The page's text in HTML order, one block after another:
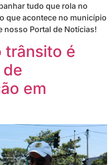
tudo que rola no
que acontece no município
nosso Portal de Notícias!
trânsito é
em